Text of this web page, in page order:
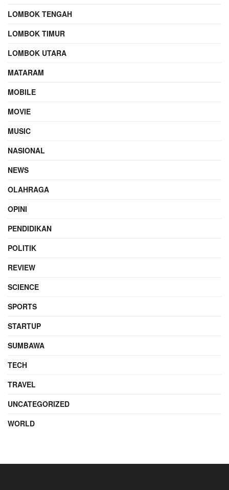
LOMBOK TENGAH
LOMBOK TIMUR
LOMBOK UTARA
MATARAM
MOBILE
MOVIE
MUSIC
NASIONAL
NEWS
OLAHRAGA
OPINI
PENDIDIKAN
POLITIK
REVIEW
SCIENCE
SPORTS
STARTUP
SUMBAWA
TECH
TRAVEL
UNCATEGORIZED
WORLD